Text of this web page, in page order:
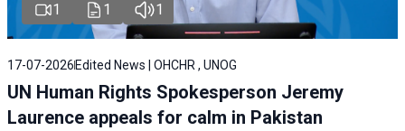
1 1 1
17-07-2026 Edited News | OHCHR , UNOG
UN Human Rights Spokesperson Jeremy
Laurence appeals for calm in Pakistan